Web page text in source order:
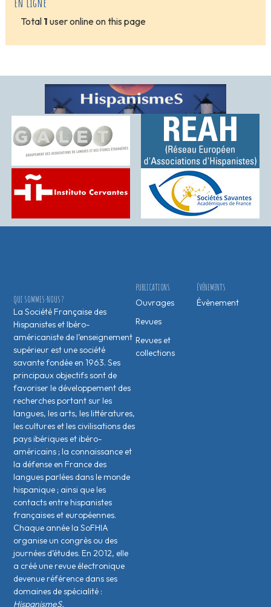
Total 1 user online on this page
ÉVÉNEMENTS
Évènement
PUBLICATIONS
Ouvrages
Revues
Revues et
collections
QUI SOMMES-NOUS ?
La Société Française des
Hispanistes et Ibéro-
américaniste de l’enseignement
supérieur est une société
savante fondée en 1963. Ses
principaux objectifs sont de
favoriser le développement des
recherches portant sur les
langues, les arts, les littératures,
les cultures et les civilisations des
pays ibériques et ibéro-
américains ; la connaissance et
la défense en France des
langues parlées dans le monde
hispanique ; ainsi que les
contacts entre hispanistes
français·es et européen·nes.
Chaque année la SoFHIA
organise un congrès ou des
journées d’études. En 2012, elle
a créé une revue électronique
devenue référence dans ses
domaines de spécialité :
HispanismeS.